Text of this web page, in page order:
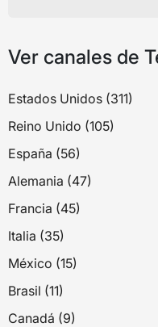
Ver canales de
Estados Unidos (311)
Reino Unido (105)
España (56)
Alemania (47)
Francia (45)
Italia (35)
México (15)
Brasil (11)
Canadá (9)